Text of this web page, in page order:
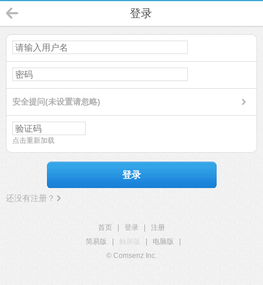
登录
安全提问(未设置请忽略)
点击重新加载
登录
还没有注册？
首页 登录
注册
简易版
触屏版 电脑版
© Comsenz Inc.